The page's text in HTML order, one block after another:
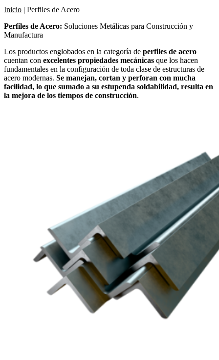
Inicio | Perfiles de Acero
Perfiles de Acero: Soluciones Metálicas para Construcción y
Manufactura
Los productos englobados en la categoría de perfiles de acero
cuentan con excelentes propiedades mecánicas que los hacen
fundamentales en la configuración de toda clase de estructuras de
acero modernas. Se manejan, cortan y perforan con mucha
facilidad, lo que sumado a su estupenda soldabilidad, resulta en
la mejora de los tiempos de construcción.